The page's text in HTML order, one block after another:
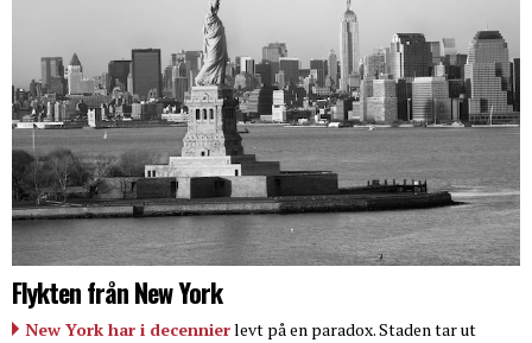
Flykten från New York
New York har i decennierlevt på en paradox. Staden tar ut